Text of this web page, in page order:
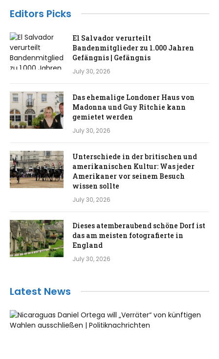
Editors Picks
El Salvador verurteilt
Bandenmitglieder zu 1.000 Jahren
Gefängnis | Gefängnis
July 30, 2026
Das ehemalige Londoner Haus von
Madonna und Guy Ritchie kann
gemietet werden
July 30, 2026
Unterschiede in der britischen und
amerikanischen Kultur: Was jeder
Amerikaner vor seinem Besuch
wissen sollte
July 30, 2026
Dieses atemberaubend schöne Dorf ist
das am meisten fotografierte in
England
July 30, 2026
Latest News